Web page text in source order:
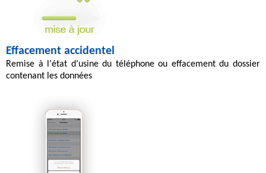
Effacement accidentel
Remise à l’état d’usinedu téléphone ou effacementdu dossier
contenant les données